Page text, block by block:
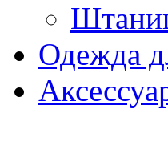
Одежда